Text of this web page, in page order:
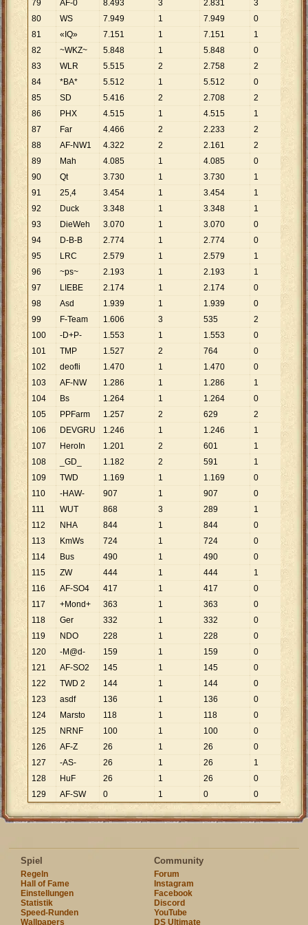
79
AF-0 8.493 3 2.831 3 .
831
80
WS 7.949 1 7.949
0
81
«IQ» 7.151 1 7.151 1 7
151
82
~WKZ~ 5.848 1 5.848
0
83
WLR 5.515 2 2.758 2 2
84
*BA* 5.512 1 5.512
0
85
SD 5.416 2 2.708 2
708
86
PHX 4.515 1 4.515 1 4
515
87
Far 4.466 2 2.233 2
233
88
AF-NW1 4.322 2 2.161 2
89
Mah 4.085 1 4.085
0
90
Qt 3.730 1 3.730 1 3. 730
91
25,4 3.454 1 3.454 1
454
92
Duck 3.348 1 3.348 1 .
348
93
DieWeh 3.070 1 3.070
0
94
D-B-B 2.774 1 2.774
0
95
LRC 2.579 1 2.579 1
579
96
~ps~ 2.193 1 2.193 1 2
193
97
LIEBE 2.174 1 2.174
0
98
Asd 1.939 1 1.939
0
99
F-Team 1.606 3 535 2
803
100
-D+P- 1.553 1 1.553
0
101
TMP 1.527 2 764
0
102
deofli 1.470 1 1.470
0
103
AF-NW 1.286 1 1.286 1 .
286
104
Bs 1.264 1 1.264
0
105
PPFarm 1.257 2 629 2
629
106
DEVGRU 1.246 1 1.246 1
246
107
HeroIn 1.201 2 601 1 1
201
108
_GD_ 1.182 2 591 1
109
TWD 1.169 1 1.169
0
110
-HAW- 907 1 907
0
111
WUT 868 3 289 1
112
NHA 844 1 844
0
113
KmWs 724 1 724
0
114
Bus 490 1 490
0
115
ZW 444 1 444 1
116
AF-SO4 417 1 417
0
117
+Mond+ 363 1 363
0
118
Ger 332 1 332
0
119
NDO 228 1 228
0
120
-M@d- 159 1 159
0
121
AF-SO2 145 1 145
0
122
TWD 2 144 1 144
0
123
asdf 136 1 136
0
124
Marsto 118 1 118
0
125
NRNF 100 1 100
0
126
AF-Z 26 1 26
0
127
-AS- 26 1 26 1
128
HuF 26 1 26
0
129
AF-SW 0 1 0 0
Spiel
Regeln
Hall of Fame
Einstellungen
Statistik
Speed-Runden
Wallpapers
Community
Forum
Instagram
Facebook
Discord
YouTube
DS Ultimate